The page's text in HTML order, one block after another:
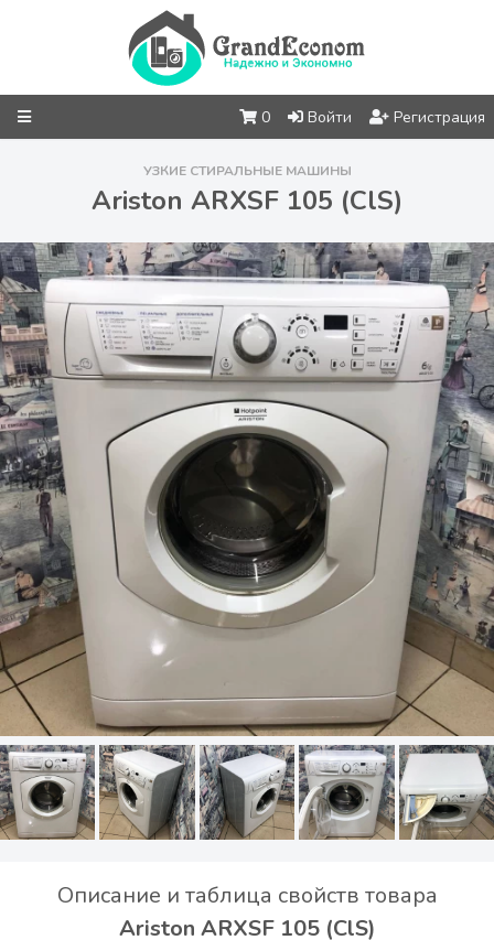
0 Войти Регистрация
УЗКИЕ СТИРАЛЬНЫЕ МАШИНЫ
Ariston ARXSF 105 (ClS)
Описание и таблица свойств товара
Ariston ARXSF 105 (ClS)